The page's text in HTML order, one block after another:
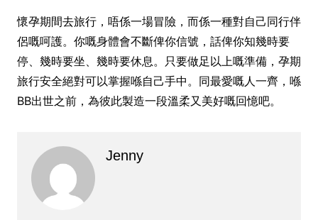
懷孕期間去旅行，唔係一場冒險，而係一種對自己同行伴
侶嘅呵護。你嘅身體會不斷俾你信號，話俾你知幾時要
停、幾時要坐、幾時要休息。只要做足以上嘅準備，孕期
旅行安全絕對可以掌握喺自己手中。同最愛嘅人一齊，喺
BB出世之前，為彼此製造一段溫柔又美好嘅回憶吧。
Jenny